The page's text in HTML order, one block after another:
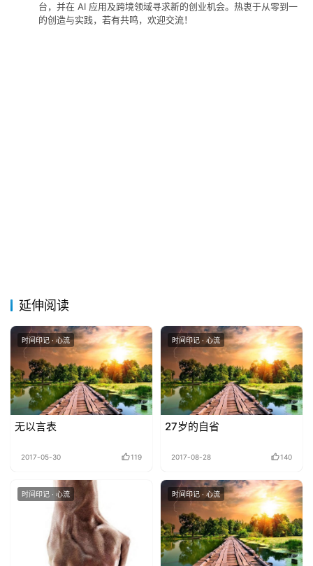
台，并在 AI 应用及跨境领域寻求新的创业机会。热衷于从零到一
的创造与实践，若有共鸣，欢迎交流！
延伸阅读
时间印记 · 心流
无以言表
2017-05-30 119
时间印记 · 心流
27岁的自省
2017-08-28 140
时间印记 · 心流 时间印记 · 心流